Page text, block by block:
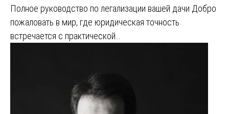
Полное руководство по легализации вашей дачи Добро
пожаловать в мир, где юридическая точность
встречается с практической…